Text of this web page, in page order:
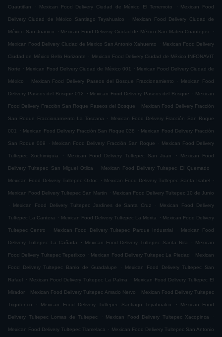
Cuautitlan . Mexican Food Delivery Ciudad de México El Terremoto . Mexican Food
Delivery Ciudad de México Santiago Teyahualco . Mexican Food Delivery Ciudad de
México San Juanico . Mexican Food Delivery Ciudad de México San Mateo Cuautepec .
Mexican Food Delivery Ciudad de México San Antonio Xahuento . Mexican Food Delivery
Ciudad de México Bello Horizonte . Mexican Food Delivery Ciudad de México INFONAVIT
Norte . Mexican Food Delivery Ciudad de México 001 . Mexican Food Delivery Ciudad de
México . Mexican Food Delivery Paseos del Bosque Fraccionamiento . Mexican Food
Delivery Paseos del Bosque 012 . Mexican Food Delivery Paseos del Bosque . Mexican
Food Delivery Fracción San Roque Paseos del Bosque . Mexican Food Delivery Fracción
San Roque Fraccionamiento La Toscana . Mexican Food Delivery Fracción San Roque
001 . Mexican Food Delivery Fracción San Roque 038 . Mexican Food Delivery Fracción
San Roque 009 . Mexican Food Delivery Fracción San Roque . Mexican Food Delivery
Tultepec Xochimiquia . Mexican Food Delivery Tultepec San Juan . Mexican Food
Delivery Tultepec San Miguel Otlica . Mexican Food Delivery Tultepec El Quemado .
Mexican Food Delivery Tultepec Oxtoc . Mexican Food Delivery Tultepec Santa Isabel .
Mexican Food Delivery Tultepec San Martin . Mexican Food Delivery Tultepec 10 de Junio
.
Mexican Food Delivery Tultepec Jardines de Santa Cruz . Mexican Food Delivery
Tultepec La Cantera . Mexican Food Delivery Tultepec La Morita . Mexican Food Delivery
Tultepec Centro . Mexican Food Delivery Tultepec Parque Industrial . Mexican Food
Delivery Tultepec La Cañada . Mexican Food Delivery Tultepec Santa Rita . Mexican
Food Delivery Tultepec Tepetlixco . Mexican Food Delivery Tultepec La Piedad . Mexican
Food Delivery Tultepec Barrio de Guadalupe . Mexican Food Delivery Tultepec San
Rafael . Mexican Food Delivery Tultepec La Palma . Mexican Food Delivery Tultepec El
Mirador . Mexican Food Delivery Tultepec Amado Nervo . Mexican Food Delivery Tultepec
Trigotenco . Mexican Food Delivery Tultepec Santiago Teyahualco . Mexican Food
Delivery Tultepec Lomas de Tultepec . Mexican Food Delivery Tultepec Xacopinca .
Mexican Food Delivery Tultepec Tlamelaca . Mexican Food Delivery Tultepec San Antonio